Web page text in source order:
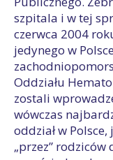
szpitala i w tej
czerwca 2004
jedynego w
Oddziału
zostali
wówczas
oddział w
„przez” rodziców